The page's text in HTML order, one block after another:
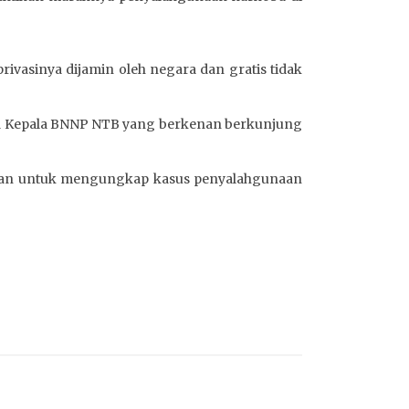
dijamin oleh negara dan gratis tidak
Kepala BNNP NTB yang berkenan berkunjung
untuk mengungkap kasus penyalahgunaan